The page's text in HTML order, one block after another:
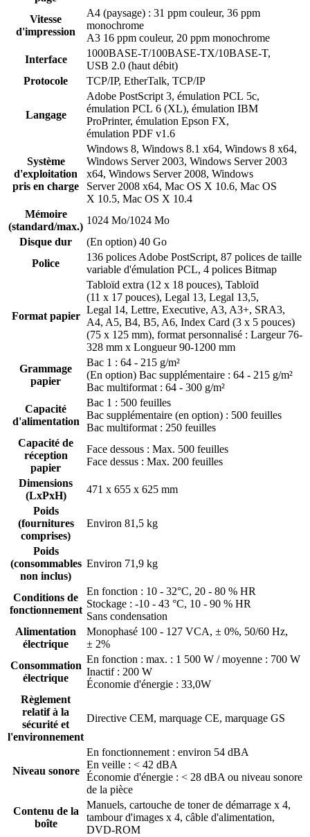
Vitesse
d'impression
A4 (paysage) : 31 ppm couleur, 36 ppm
monochrome
A3 16 ppm couleur, 20 ppm monochrome
Interface
1000BASE-T/100BASE-TX/10BASE-T,
USB 2.0 (haut débit)
Protocole
TCP/IP, EtherTalk, TCP/IP
Langage
Adobe PostScript 3, émulation PCL 5c,
émulation PCL 6 (XL), émulation IBM
ProPrinter, émulation Epson FX,
émulation PDF v1.6
Système
d'exploitation
pris en charge
Windows 8, Windows 8.1 x64, Windows 8 x64,
Windows Server 2003, Windows Server 2003
x64, Windows Server 2008, Windows
Server 2008 x64, Mac OS X 10.6, Mac OS
X 10.5, Mac OS X 10.4
Mémoire
(standard/max.)
1024 Mo/1024 Mo
Disque dur
(En option) 40 Go
Police
136 polices Adobe PostScript, 87 polices de taille
variable d'émulation PCL, 4 polices Bitmap
Format papier
Tabloïd extra (12 x 18 pouces), Tabloïd
(11 x 17 pouces), Legal 13, Legal 13,5,
Legal 14, Lettre, Executive, A3, A3+, SRA3,
A4, A5, B4, B5, A6, Index Card (3 x 5 pouces)
(75 x 125 mm), format personnalisé : Largeur 76-
328 mm x Longueur 90-1200 mm
Grammage
papier
Bac 1 : 64 - 215 g/m²
(En option) Bac supplémentaire : 64 - 215 g/m²
Bac multiformat : 64 - 300 g/m²
Capacité
d'alimentation
Bac 1 : 500 feuilles
Bac supplémentaire (en option) : 500 feuilles
Bac multiformat : 250 feuilles
Capacité de
réception
papier
Face dessous : Max. 500 feuilles
Face dessus : Max. 200 feuilles
Dimensions
(LxPxH)
471 x 655 x 625 mm
Poids
(fournitures
comprises)
Environ 81,5 kg
Poids
(consommables
non inclus)
Environ 71,9 kg
Conditions de
fonctionnement
En fonction : 10 - 32°C, 20 - 80 % HR
Stockage : -10 - 43 °C, 10 - 90 % HR
Sans condensation
Alimentation
électrique
Monophasé 100 - 127 VCA, ± 0%, 50/60 Hz,
± 2%
Consommation
électrique
En fonction : max. : 1 500 W / moyenne : 700 W
Inactif : 200 W
Économie d'énergie : 33,0W
Règlement
relatif à la
sécurité et
l'environnement
Directive CEM, marquage CE, marquage GS
Niveau sonore
En fonctionnement : environ 54 dBA
En veille : < 42 dBA
Économie d'énergie : < 28 dBA ou niveau sonore
de la pièce
Contenu de la
boîte
Manuels, cartouche de toner de démarrage x 4,
tambour d'images x 4, câble d'alimentation,
DVD-ROM